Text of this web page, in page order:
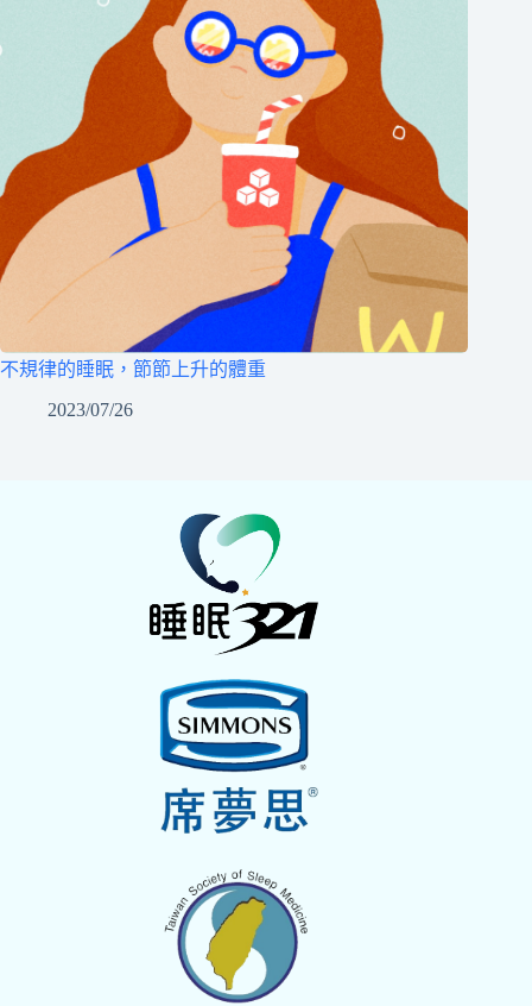
不規律的睡眠，節節上升的體重
2023/07/26